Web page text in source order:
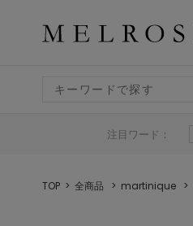
注目ワード：
TOP 全商品 martinique